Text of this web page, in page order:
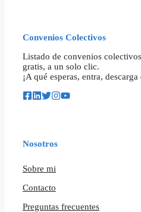
Convenios Colectivos
Listado de convenios
gratis, a un solo clic.
¡A qué esperas, entra,
Nosotros
Sobre mi
Contacto
Preguntas frecuentes